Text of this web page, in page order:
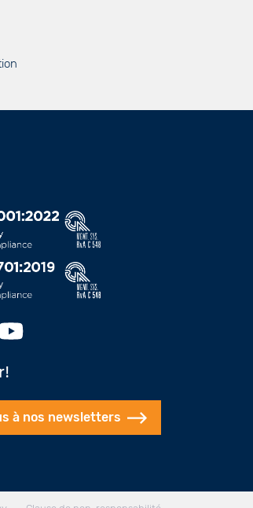
à nos newsletters